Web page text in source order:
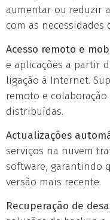
aumentar ou reduzir
com as necessidades
Acesso remoto e
e aplicações a partir
ligação à Internet.
remoto e
distribuídas.
Actualizações
serviços na nuvem
software, garantindo
versão mais recente.
Recuperação de